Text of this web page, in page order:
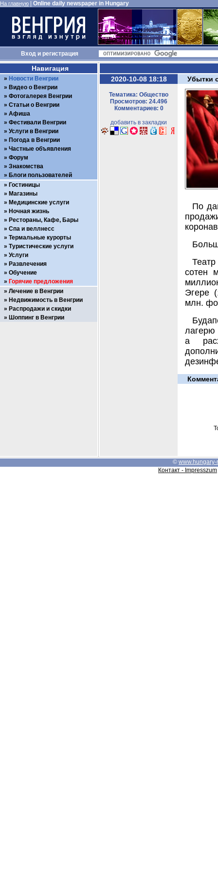
На главную Online daily newspaper in Hungary
Входи регистрация
2020-10-08 18:18
Тематика: Общество
Просмотров: 24.496
Комментариев: 0
добавить в закладки
Убытки
По
сотен
Эгере
млн.
лагерю
а
Навигация
Новости Венгрии
Видео о Венгрии
Фотогалерея Венгрии
Статьи о Венгрии
Афиша
Фестивали Венгрии
Услуги в Венгрии
Погода в Венгрии
Частные объявления
Форум
Знакомства
Блоги пользователей
Гостиницы
Магазины
Медицинские услуги
Ночная жизнь
Рестораны, Кафе, Бары
Спа и веллнесс
Термальные курорты
Туристические услуги
Услуги
Развлечения
Обучение
Горячие предложения
Лечение в Венгрии
Недвижимость в Венгрии
Распродажи и скидки
Шоппинг в Венгрии
© www.hungary-
Контакт - Impresszum